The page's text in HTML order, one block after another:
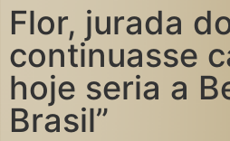
Flor, jurada
continuasse
hoje seria a
Brasil”